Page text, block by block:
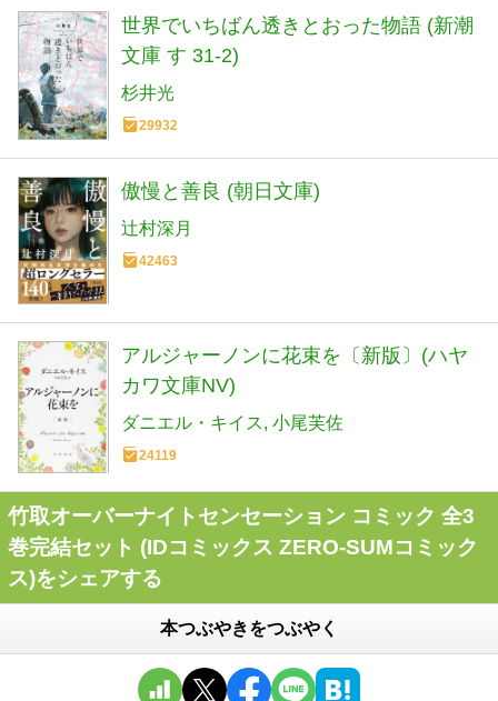
世界でいちばん透きとおった物語 (新潮
文庫 す 31-2)
杉井光
29932
傲慢と善良 (朝日文庫)
辻村深月
42463
アルジャーノンに花束を〔新版〕(ハヤ
カワ文庫NV)
ダニエル・キイス 小尾芙佐
24119
竹取オーバーナイトセンセーション コミック 全3
巻完結セット (IDコミックス ZERO-SUMコミック
ス)をシェアする
本つぶやきをつぶやく